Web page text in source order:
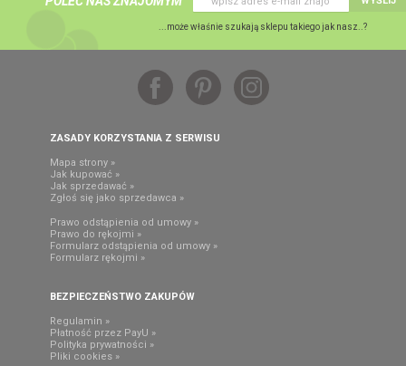
...może właśnie szukają sklepu takiego jak nasz..?
ZASADY KORZYSTANIA Z SERWISU
Mapa strony »
Jak kupować »
Jak sprzedawać »
Zgłoś się jako sprzedawca »
Prawo odstąpienia od umowy »
Prawo do rękojmi »
Formularz odstąpienia od umowy »
Formularz rękojmi »
BEZPIECZEŃSTWO ZAKUPÓW
Regulamin »
Płatność przez PayU »
Polityka prywatności »
Pliki cookies »